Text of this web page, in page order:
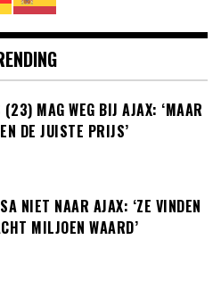
MAG WEG BIJ AJAX: ‘MAAR
DE JUISTE PRIJS’
NIET NAAR AJAX: ‘ZE VINDEN
MILJOEN WAARD’